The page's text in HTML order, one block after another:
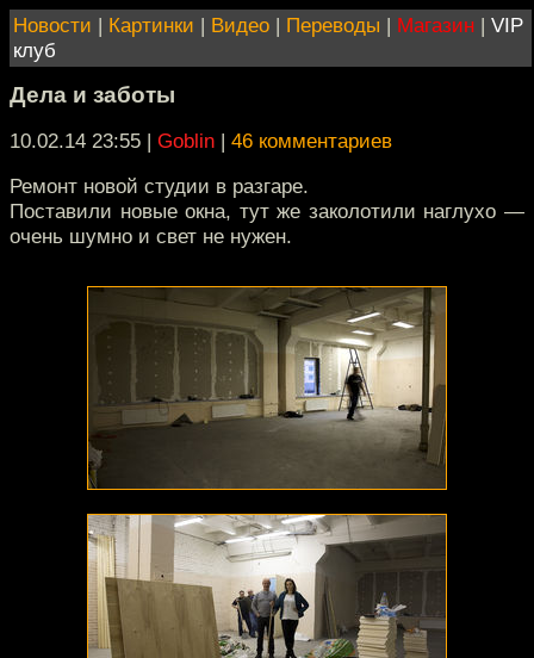
Новости | Картинки | Видео | Переводы | Магазин | VIP
клуб
Дела и заботы
10.02.14 23:55 | Goblin | 46 комментариев
Ремонт новой студии в разгаре.
Поставили новые окна, тут же заколотили наглухо —
очень шумно и свет не нужен.